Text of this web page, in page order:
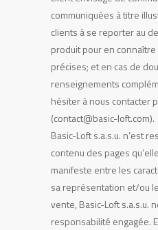
communiquées à titre
clients à se reporter au
produit pour en
précises; et en cas de
renseignements
hésiter à nous contacter
(contact@basic-loft.com).
Basic-Loft s.a.s.u. n’est
contenu des pages
manifeste entre les
sa représentation et/ou
vente, Basic-Loft s.a.s.u.
responsabilité engagée.